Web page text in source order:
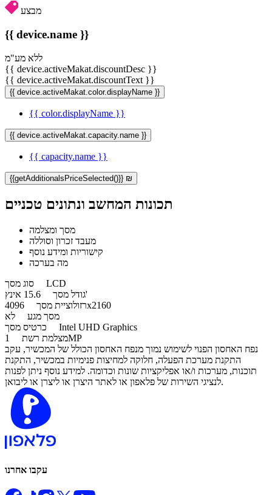
מבצע
{{ device.name }}
ללא מע"מ
{{ device.activeMakat.discountDesc }}
{{ device.activeMakat.discountText }}
{{ device.activeMakat.color.displayName }}
{{ color.displayName }}
{{ device.activeMakat.capacity.name }}
{{ capacity.name }}
{{getAdditionalsPriceSelected()}} ₪
תכונות המחשב ונתונים טכניים
מסך ומצלמה
מעבד זכרון וסוללה
קישוריות ומידע נוסף
מה בערכה
סוג מסך LCD
גודל מסך15.6 אינץ'
רזולוציית מסך4096x2160
מסך מגע לא
כרטיס מסך Intel UHD Graphics
מצלמת רשת1MP
נפח האחסון הפנוי לשימוש נמוך מנפח האחסון הכולל של המכשיר, עקב
התקנת מערכת הפעלה, חלוקה למחיצות פנימיות במכשיר, התקנת
תוכנות, מערכות ו/או אפליקציות שונות וכדומה. למידע נוסף ניתן לפנות
לנציגי השירות של פלאפון או לאתר היצרן או ליצרן או ליבואן.
עקבו אחרנו